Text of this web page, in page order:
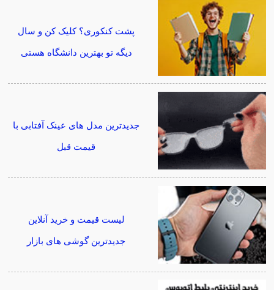
پشت کنکوری؟ کلیک کن و سال
دیگه تو بهترین دانشگاه هستی
جدیدترین مدل های عینک آفتابی با
قیمت قبل
لیست قیمت و خرید آنلاین
جدیدترین گوشی های بازار